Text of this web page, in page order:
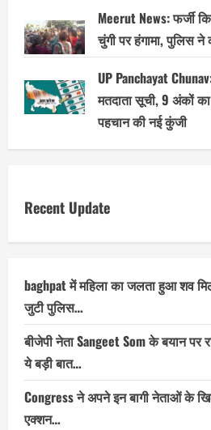
Meerut News: फर्जी
चुंगी पर हंगामा, पुलिस ने
UP Panchayat
मतदाता सूची, 9 अंकों
पहचान की नई कुंजी
Recent Update
baghpat में महिला का जलता हुआ शव
जुटी पुलिस…
बीजेपी नेता Sangeet Som के बयान पर
ये बड़ी बात…
Congress ने अपने इन बागी नेताओं के
एक्शन…